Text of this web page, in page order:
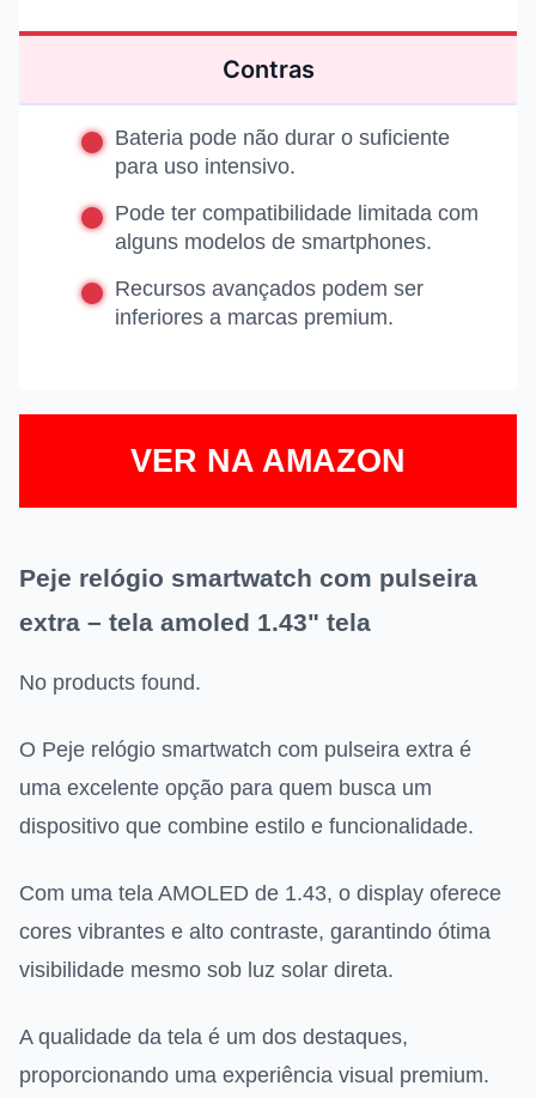
Contras
Bateria pode não durar o suficiente
para uso intensivo.
Pode ter compatibilidade limitada com
alguns modelos de smartphones.
Recursos avançados podem ser
inferiores a marcas premium.
VER NA AMAZON
Peje relógio smartwatch com pulseira
extra – tela amoled 1.43" tela
No products found.
O Peje relógio smartwatch com pulseira extra é
uma excelente opção para quem busca um
dispositivo que combine estilo e funcionalidade.
Com uma tela AMOLED de 1.43, o display oferece
cores vibrantes e alto contraste, garantindo ótima
visibilidade mesmo sob luz solar direta.
A qualidade da tela é um dos destaques,
proporcionando uma experiência visual premium.